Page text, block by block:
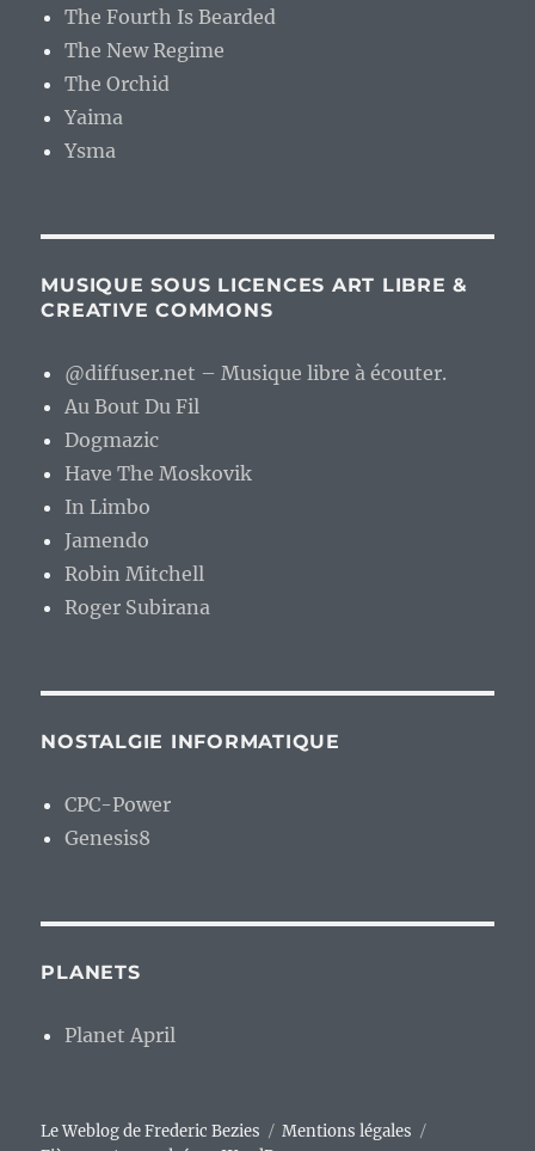
The Fourth Is Bearded
The New Regime
The Orchid
Yaima
Ysma
MUSIQUE SOUS LICENCES ART LIBRE &
CREATIVE COMMONS
@diffuser.net – Musique libre à écouter.
Au Bout Du Fil
Dogmazic
Have The Moskovik
In Limbo
Jamendo
Robin Mitchell
Roger Subirana
NOSTALGIE INFORMATIQUE
CPC-Power
Genesis8
PLANETS
Planet April
Le Weblog de Frederic Bezies
Mentions légales